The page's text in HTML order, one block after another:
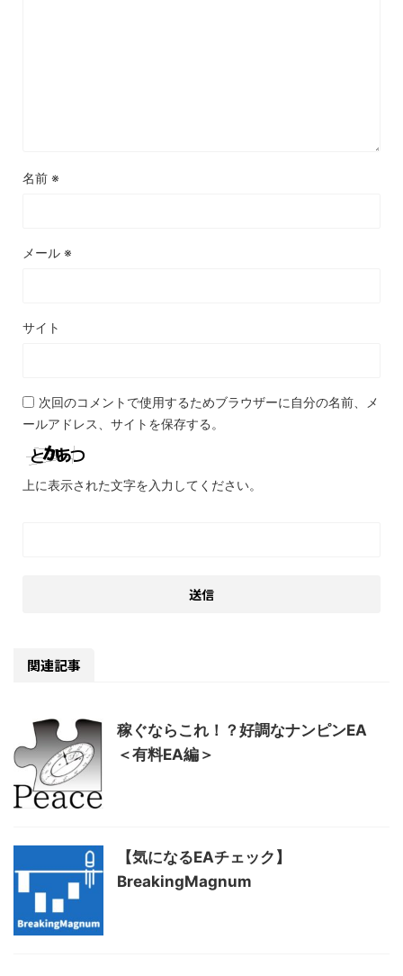
名前 ※
メール ※
サイト
次回のコメントで使用するためブラウザーに自分の名前、メ
ールアドレス、サイトを保存する。
上に表示された文字を入力してください。
関連記事
稼ぐならこれ！？好調なナンピンEA
＜有料EA編＞
【気になるEAチェック】
BreakingMagnum